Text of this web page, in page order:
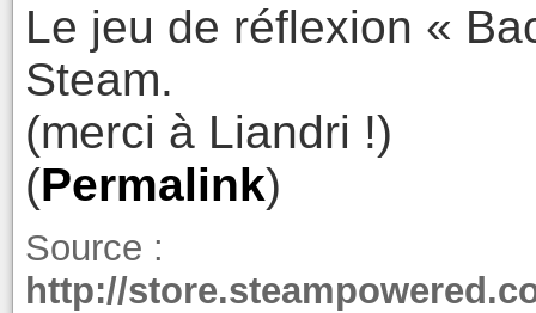
Le jeu de réflexion «
Steam.
(merci à Liandri !)
(Permalink)
Source :
http://